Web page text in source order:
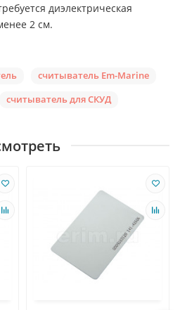
диэлектрическая
2 см.
считыватель Em-Marine
считыватель для СКУД